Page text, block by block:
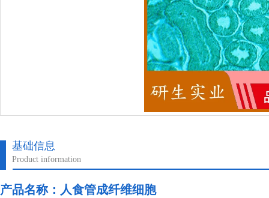
基础信息
Product information
产品名称： 人食管成纤维细胞